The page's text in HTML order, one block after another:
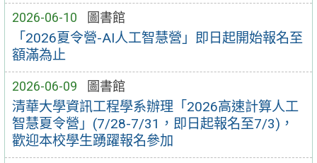
2026-06-10 圖書館
「2026夏令營-AI人工智慧營」即⽇起開始報名⾄
額滿為⽌
2026-06-09 圖書館
清華大學資訊工程學系辦理「2026高速計算人工
智慧夏令營」(7/28-7/31，即日起報名至7/3)，
歡迎本校學生踴躍報名參加